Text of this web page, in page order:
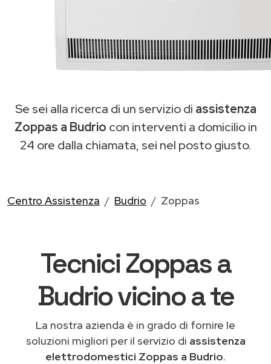
Se sei alla ricerca di un servizio di assistenza
Zoppas a Budrio con interventi a domicilio in
24 ore dalla chiamata, sei nel posto giusto.
Centro Assistenza Budrio Zoppas
Tecnici Zoppas a
Budrio vicino a te
La nostra azienda è in grado di fornire le
soluzioni migliori per il servizio di assistenza
elettrodomestici Zoppas a Budrio.